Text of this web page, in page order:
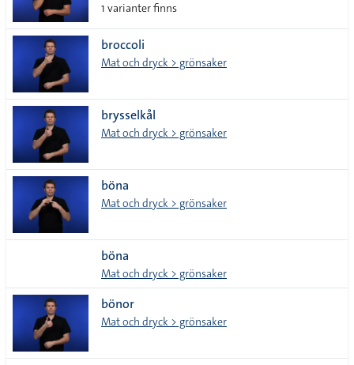
1 varianter finns
broccoli
Mat och dryck > grönsaker
brysselkål
Mat och dryck > grönsaker
böna
Mat och dryck > grönsaker
böna
Mat och dryck > grönsaker
bönor
Mat och dryck > grönsaker